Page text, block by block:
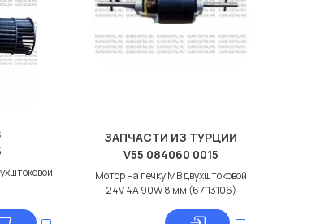
ЗАПЧАСТИ ИЗ ТУРЦИИ
V55 084060 0015
Мотор на печку МВ двухштоковой
24V 4A 90W 8 мм (67113106)